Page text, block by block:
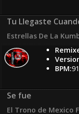
Tu Llegaste
Estrellas De La
BPM:91
Se fue
El Trono de Mexico